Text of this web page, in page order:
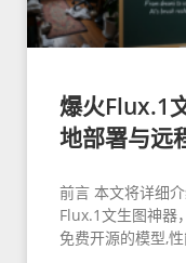
爆火Flux.1
地部署与远
前言 本文将详细
Flux.1文生图神器
免费开源的模型,